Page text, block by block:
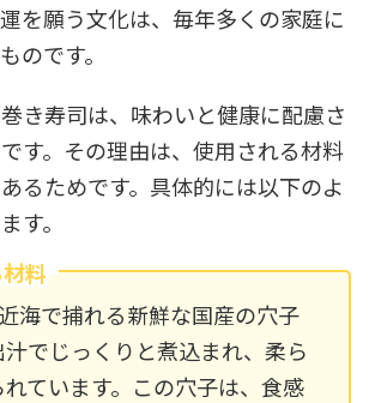
を願う文化は、毎年多くの家庭に
のです。
き寿司は、味わいと健康に配慮さ
す。その理由は、使用される材料
るためです。具体的には以下のよ
す。
料
海で捕れる新鮮な国産の穴子
でじっくりと煮込まれ、柔ら
ています。この穴子は、食感